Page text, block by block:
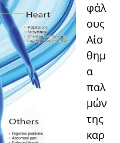
φάλ
ους
Αίσ
θημ
α
παλ
μών
της
καρ